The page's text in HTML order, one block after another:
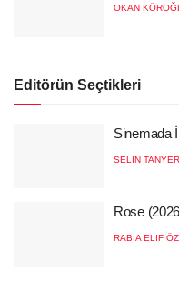
OKAN
Editörün Seçtikleri
Sinemada
SELIN
Rose
RABIA ELIF